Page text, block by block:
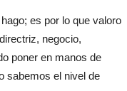
es por lo que valoro
negocio,
poner en manos de
sabemos el nivel de